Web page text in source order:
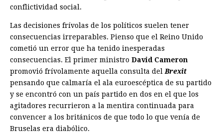
conflictividad social­.
Las decisiones frívolas de los políticos suelen tener
consecuencias irreparables. Pienso que el Reino Unido
cometió un error que ha tenido inesperadas
consecuencias. El primer ministro David Cameron
promovió frívolamente aquella consulta del Brexit
pensando que calmaría el ala euroescéptica de su partido
y se encontró con un país partido en dos en el que los
agitadores recurrieron a la mentira continuada para
convencer a los británicos de que todo lo que venía de
Bruselas era diabólico­.